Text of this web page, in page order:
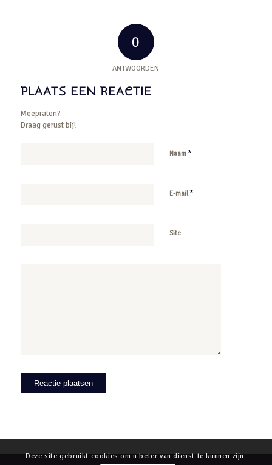
0
ANTWOORDEN
PLAATS EEN REACTIE
Meepraten?
Draag gerust bij!
Naam*
E-mail*
Site
Deze site gebruikt cookies om u beter van dienst te kunnen zijn.